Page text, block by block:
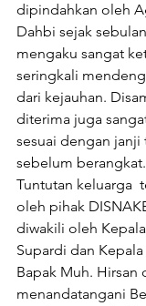
dipindahkan oleh
Dahbi sejak
mengaku sangat
seringkali
dari kejauhan.
diterima juga
sesuai dengan
sebelum berangkat.
Tuntutan keluarga
oleh pihak
diwakili oleh
Supardi dan
Bapak Muh. Hirsan
menandatangani